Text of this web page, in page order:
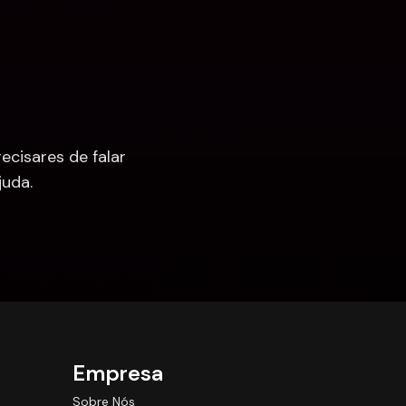
de falar
Empresa
Sobre Nós